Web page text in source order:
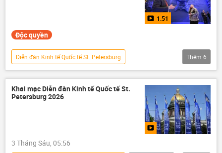
1:51
Độc quyền
Diễn đàn Kinh tế Quốc tế St. Petersburg
Multimedia
Video
SPIEF 2026
St. Petersburg
Nga
Chính trị
Thế giới
Thêm 6
Khai mạc Diễn đàn Kinh tế Quốc tế St.
Petersburg 2026
3 Tháng Sáu, 05:56